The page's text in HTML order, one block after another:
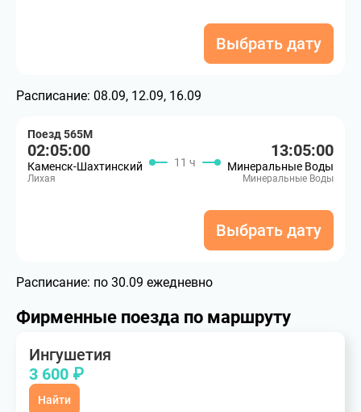
Выбрать дату
Расписание: 08.09, 12.09, 16.09
Поезд 565М
02:05:00
Каменск-Шахтинский
Лихая
11 ч
13:05:00
Минеральные Воды
Минеральные Воды
Выбрать дату
Расписание: по 30.09 ежедневно
Фирменные поезда по маршруту
Ингушетия
3 600 ₽
Найти